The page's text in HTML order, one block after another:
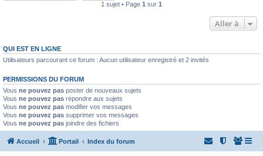
1 sujet • Page 1 sur 1
Aller à
QUI EST EN LIGNE
Utilisateurs parcourant ce forum : Aucun utilisateur enregistré et 2 invités
PERMISSIONS DU FORUM
Vous ne pouvez pas poster de nouveaux sujets
Vous ne pouvez pas répondre aux sujets
Vous ne pouvez pas modifier vos messages
Vous ne pouvez pas supprimer vos messages
Vous ne pouvez pas joindre des fichiers
Accueil Portail Index du forum